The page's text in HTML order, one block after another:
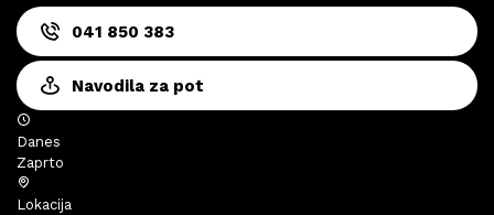
041 850 383
Navodila za pot
Danes
Zaprto
Lokacija